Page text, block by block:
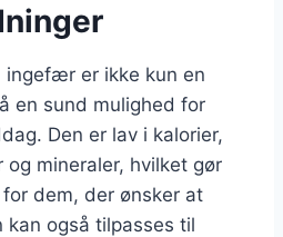
ingefær er ikke kun en
en sund mulighed for
Den er lav i kalorier,
og mineraler, hvilket gør
dem, der ønsker at
kan også tilpasses til